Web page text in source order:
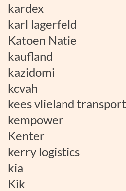
kardex
karl lagerfeld
Katoen Natie
kaufland
kazidomi
kcvah
kees vlieland transport
kempower
Kenter
kerry logistics
kia
Kik